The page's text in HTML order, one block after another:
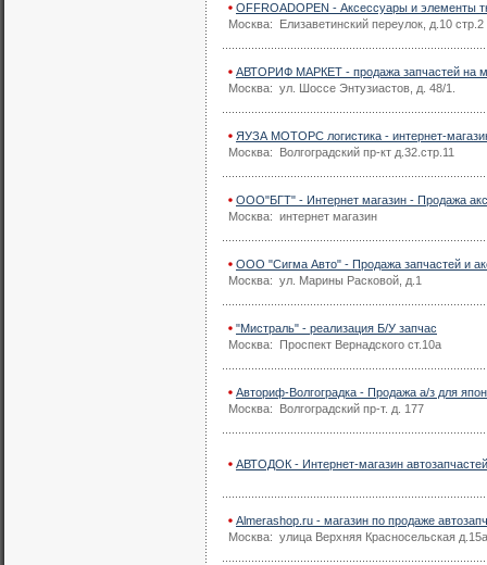
OFFROADOPEN - Аксессуары и элементы
Москва: Елизаветинский переулок, д.10 стр.2
АВТОРИФ МАРКЕТ - продажа запчастей на
Москва: ул. Шоссе Энтузиастов, д. 48/1.
ЯУЗА МОТОРС логистика - интернет-
Москва: Волгоградский пр-кт д.32.стр.11
ООО"БГТ" - Интернет магазин - Продажа
Москва: интернет магазин
ООО "Сигма Авто" - Продажа запчастей и
Москва: ул. Марины Расковой, д.1
"Мистраль" - реализация Б/У запчас
Москва: Проспект Вернадского ст.10а
Авториф-Волгоградка - Продажа а/з для
Москва: Волгоградский пр-т. д. 177
АВТОДОК - Интернет-магазин автозапчастей
Almerashop.ru - магазин по продаже
Москва: улица Верхняя Красносельская д.15а